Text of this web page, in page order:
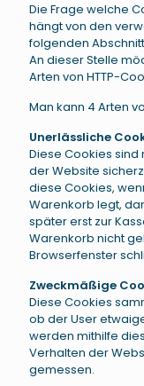
Die Frage welche
hängt von den
folgenden
An dieser Stelle
Arten von HTTP-
Man kann 4 Arten
Unerlässliche
Diese Cookies
der Website
diese Cookies,
Warenkorb legt,
später erst zur
Warenkorb nicht
Browserfenster
Zweckmäßige
Diese Cookies
ob der User
werden mithilfe
Verhalten der
gemessen.